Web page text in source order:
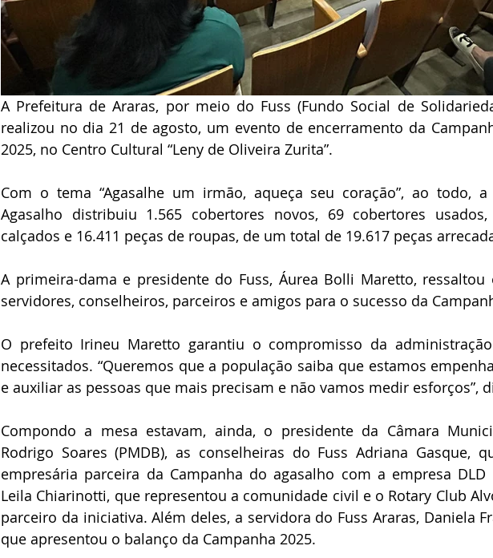
A Prefeitura de Araras, por meio do Fuss (Fundo Social de
realizou no dia 21 de agosto, um evento de encerramento da
2025, no Centro Cultural “Leny de Oliveira Zurita”.
Com o tema “Agasalhe um irmão, aqueça seu coração”, ao todo,
Agasalho distribuiu 1.565 cobertores novos, 69 cobertores
calçados e 16.411 peças de roupas, de um total de 19.617 peças
A primeira-dama e presidente do Fuss, Áurea Bolli Maretto,
servidores, conselheiros, parceiros e amigos para o sucesso da
O prefeito Irineu Maretto garantiu o compromisso da
necessitados. “Queremos que a população saiba que estamos
e auxiliar as pessoas que mais precisam e não vamos medir esforços”,
Compondo a mesa estavam, ainda, o presidente da Câmara
Rodrigo Soares (PMDB), as conselheiras do Fuss Adriana Gasque,
empresária parceira da Campanha do agasalho com a empresa DLD
Leila Chiarinotti, que representou a comunidade civil e o Rotary Club
parceiro da iniciativa. Além deles, a servidora do Fuss Araras, Daniela
que apresentou o balanço da Campanha 2025.